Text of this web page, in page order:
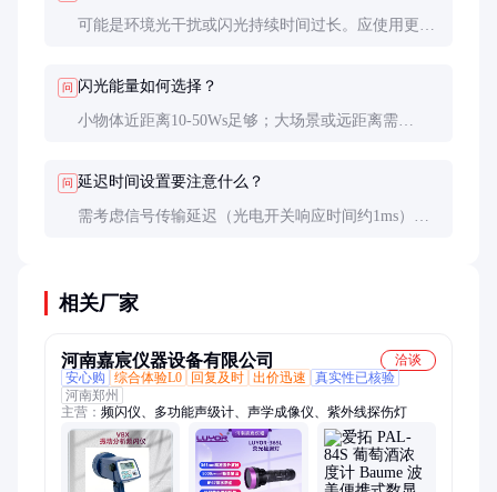
可能是环境光干扰或闪光持续时间过长。应使用更短
问 闪光能量如何选择？
小物体近距离10-50Ws足够；大场景或远距离需
问 延迟时间设置要注意什么？
需考虑信号传输延迟（光电开关响应时间约1ms）、
相关厂家
河南嘉宸仪器设备有限公司
洽谈
安心购
综合体验L0 回复及时 出价迅速
真实性已核验
河南郑州
主营： 频闪仪、多功能声级计、声学成像仪、紫外线探伤灯